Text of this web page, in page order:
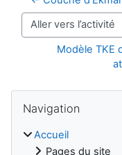
Aller vers l’activité
Modèle TKE
Blocs
Navigation
Accueil
Pages du site